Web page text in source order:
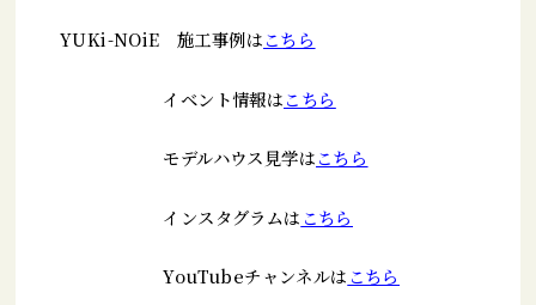
YUKi-NOiE 施工事例はこちら
イベント情報はこちら
モデルハウス見学はこちら
インスタグラムは こちら
YouTubeチャンネルは こちら